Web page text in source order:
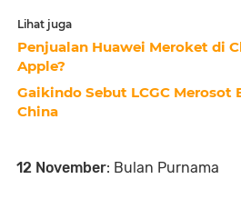
Lihat juga
Penjualan Huawei Meroket di
Apple?
Gaikindo Sebut LCGC Merosot
China
12 November: Bulan Purnama